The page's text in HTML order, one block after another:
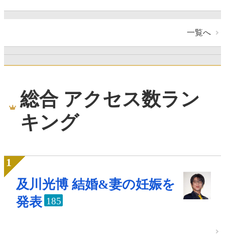
一覧へ
総合 アクセス数ラン
キング
及川光博 結婚&妻の妊娠を
発表 185